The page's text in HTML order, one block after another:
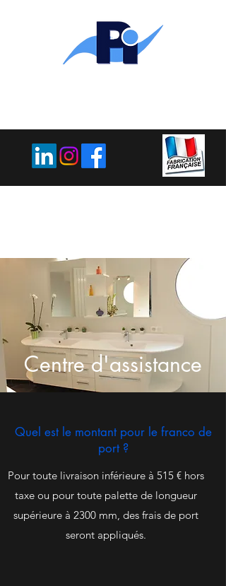
Centre d'assistance
Quel est le montant pour le franco de
port ?
Pour toute livraison inférieure à 515 € hors
taxe ou pour toute palette de longueur
supérieure à 2300 mm, des frais de port
seront appliqués.